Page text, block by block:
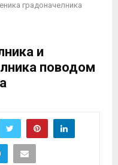
градоначелника
и
поводом